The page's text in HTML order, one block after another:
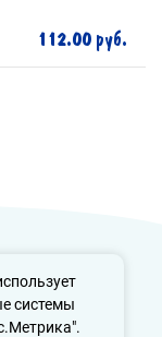
системы
112.00 руб.